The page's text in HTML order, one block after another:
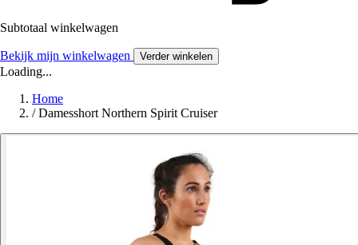
Subtotaal winkelwagen
Bekijk mijn winkelwagen Verder winkelen
Loading...
Home
/ Damesshort Northern Spirit Cruiser